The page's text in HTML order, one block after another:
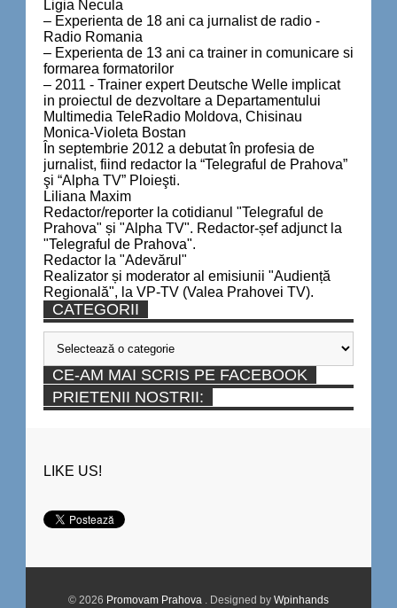
Ligia Necula
– Experienta de 18 ani ca jurnalist de radio -
Radio Romania
– Experienta de 13 ani ca trainer in comunicare si
formarea formatorilor
– 2011 - Trainer expert Deutsche Welle implicat
in proiectul de dezvoltare a Departamentului
Multimedia TeleRadio Moldova, Chisinau
Monica-Violeta Bostan
În septembrie 2012 a debutat în profesia de
jurnalist, fiind redactor la “Telegraful de Prahova”
şi “Alpha TV” Ploieşti.
Liliana Maxim
Redactor/reporter la cotidianul "Telegraful de
Prahova" și "Alpha TV". Redactor-șef adjunct la
"Telegraful de Prahova".
Redactor la "Adevărul"
Realizator și moderator al emisiunii "Audiență
Regională", la VP-TV (Valea Prahovei TV).
CATEGORII
Categorii
CE-AM MAI SCRIS PE FACEBOOK
PRIETENII NOSTRII:
LIKE US!
© 2026 Promovam Prahova . Designed by Wpinhands